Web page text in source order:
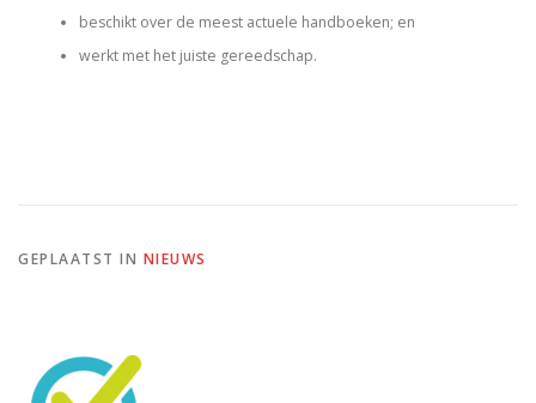
beschikt over de meest actuele handboeken; en
werkt met het juiste gereedschap.
GEPLAATST IN NIEUWS